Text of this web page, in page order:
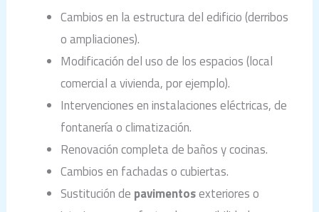
Cambios en la estructura del edificio (derribos
o ampliaciones).
Modificación del uso de los espacios (local
comercial a vivienda, por ejemplo).
Intervenciones en instalaciones eléctricas, de
fontanería o climatización.
Renovación completa de baños y cocinas.
Cambios en fachadas o cubiertas.
Sustitución de pavimentosexteriores o